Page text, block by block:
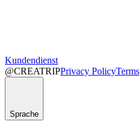
Kundendienst
@CREATRIPPrivacy PolicyTerms
Sprache